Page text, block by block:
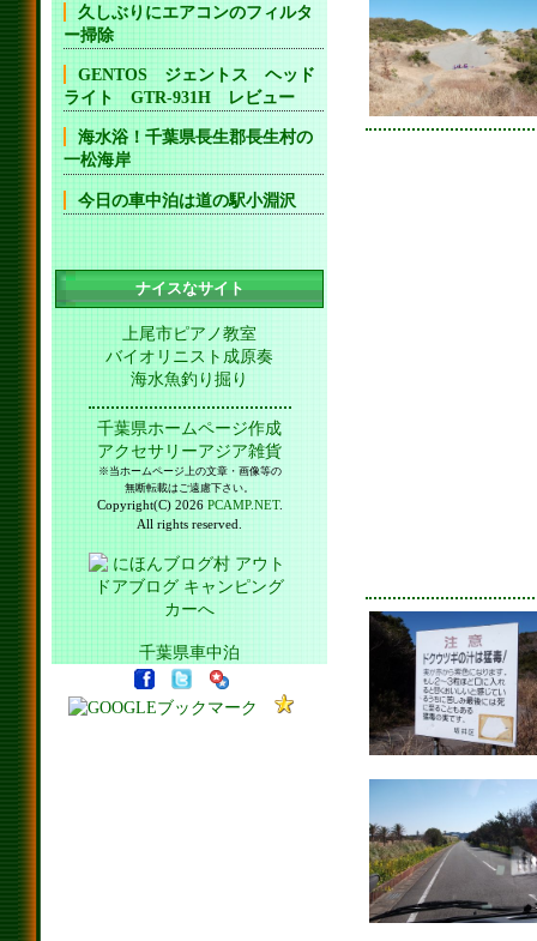
久しぶりにエアコンのフィルタ
ー掃除
GENTOS ジェントス ヘッド
ライト GTR-931H レビュー
海水浴！千葉県長生郡長生村の
一松海岸
今日の車中泊は道の駅小淵沢
ナイスなサイト
上尾市ピアノ教室
バイオリニスト成原奏
海水魚釣り掘り
千葉県ホームページ作成
アクセサリーアジア雑貨
※当ホームページ上の文章・画像等の
無断転載はご遠慮下さい。
Copyright(C) 2026 PCAMP.NET.
All rights reserved.
千葉県車中泊